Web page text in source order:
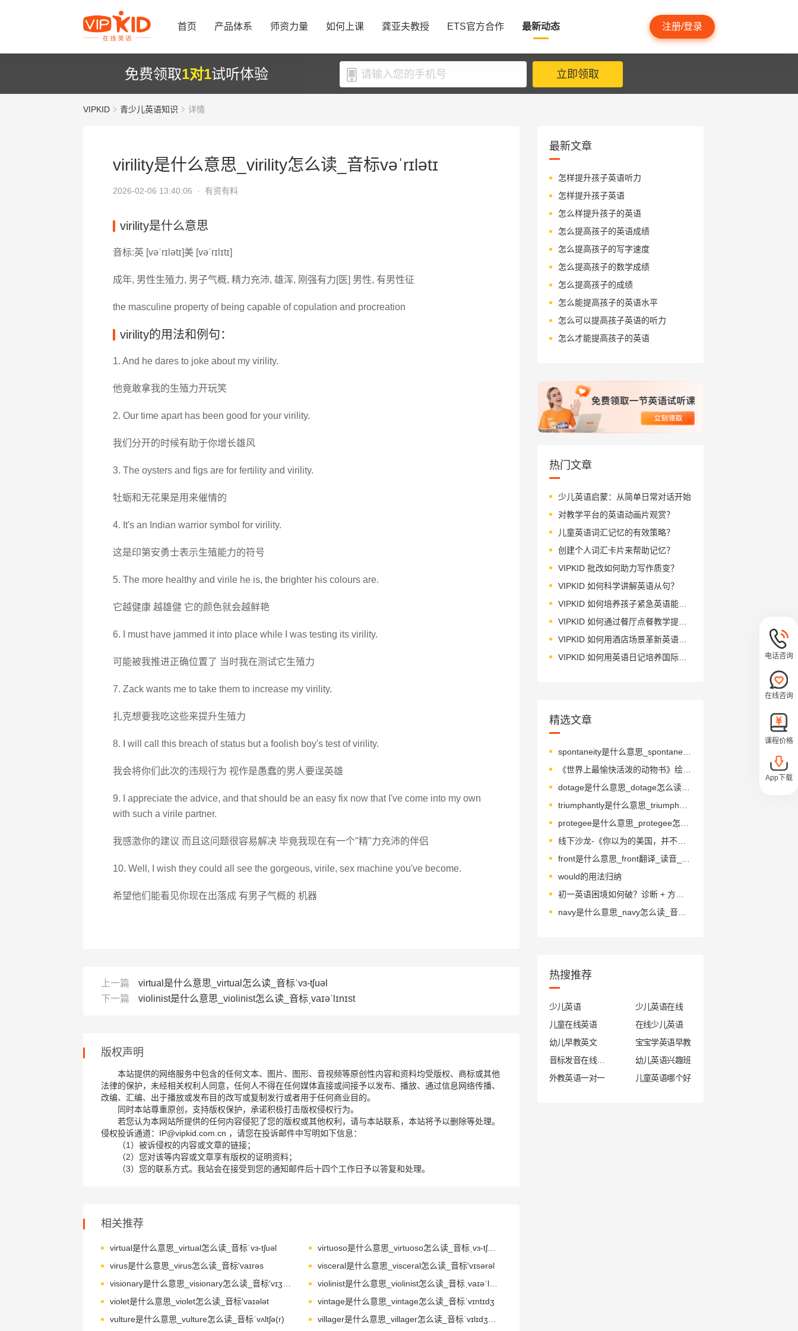
首页 产品体系 师资力量 如何上课 龚亚夫教授 ETS官方合作 最新动态 注册/登录
免费领取1对1试听体验 立即领取
VIPKID 青少儿英语知识 详情
virility是什么意思_virility怎么读_音标vəˈrɪlətɪ
2026-02-06 13:40:06 · 有资有料
virility是什么意思
音标:英 [vəˈrɪlətɪ]美 [vəˈrɪlɪtɪ]
成年, 男性生殖力, 男子气概, 精力充沛, 雄浑, 刚强有力[医] 男性, 有男性征
the masculine property of being capable of copulation and procreation
virility的用法和例句：
1. And he dares to joke about my virility.
他竟敢拿我的生殖力开玩笑
2. Our time apart has been good for your virility.
我们分开的时候有助于你增长雄风
3. The oysters and figs are for fertility and virility.
牡蛎和无花果是用来催情的
4. It's an Indian warrior symbol for virility.
这是印第安勇士表示生殖能力的符号
5. The more healthy and virile he is, the brighter his colours are.
它越健康 越雄健 它的颜色就会越鲜艳
6. I must have jammed it into place while I was testing its virility.
可能被我推进正确位置了 当时我在测试它生殖力
7. Zack wants me to take them to increase my virility.
扎克想要我吃这些来提升生殖力
8. I will call this breach of status but a foolish boy's test of virility.
我会将你们此次的违规行为 视作是愚蠢的男人要逞英雄
9. I appreciate the advice, and that should be an easy fix now that I've come into my own
with such a virile partner.
我感激你的建议 而且这问题很容易解决 毕竟我现在有一个"精"力充沛的伴侣
10. Well, I wish they could all see the gorgeous, virile, sex machine you've become.
希望他们能看见你现在出落成 有男子气概的 机器
上一篇
virtual是什么意思_virtual怎么读_音标ˈvɜ-tʃuəl
下一篇
violinist是什么意思_violinist怎么读_音标ˌvaɪəˈlɪnɪst
版权声明
本站提供的网络服务中包含的任何文本、图片、图形、音视频等原创性内容和资料均受版权、商标或其他
法律的保护，未经相关权利人同意，任何人不得在任何媒体直接或间接予以发布、播放、通过信息网络传播、
改编、汇编、出于播放或发布目的改写或复制发行或者用于任何商业目的。
同时本站尊重原创，支持版权保护，承诺积极打击版权侵权行为。
若您认为本网站所提供的任何内容侵犯了您的版权或其他权利，请与本站联系，本站将予以删除等处理。
侵权投诉通道：IP@vipkid.com.cn ，请您在投诉邮件中写明如下信息：
（1）被诉侵权的内容或文章的链接；
（2）您对该等内容或文章享有版权的证明资料；
（3）您的联系方式。我站会在接受到您的通知邮件后十四个工作日予以答复和处理。
相关推荐
virtual是什么意思_virtual怎么读_音标ˈvɜ-tʃuəl
virtuoso是什么意思_virtuoso怎么读_音标ˌvɜ-tʃʊ'əʊsəʊ
virus是什么意思_virus怎么读_音标'vaɪrəs
visceral是什么意思_visceral怎么读_音标'vɪsərəl
violinist是什么意思_violinist怎么读_音标ˌvaɪəˈlɪnɪst
violet是什么意思_violet怎么读_音标'vaɪələt
vintage是什么意思_vintage怎么读_音标ˈvɪntɪdʒ
vulture是什么意思_vulture怎么读_音标ˈvʌltʃə(r)
最新文章
怎样提升孩子英语听力
怎样提升孩子英语
怎么样提升孩子的英语
怎么提高孩子的英语成绩
怎么提高孩子的写字速度
怎么提高孩子的数学成绩
怎么提高孩子的成绩
怎么能提高孩子的英语水平
怎么可以提高孩子英语的听力
怎么才能提高孩子的英语
热门文章
少儿英语启蒙：从简单日常对话开始
对教学平台的英语动画片观赏？
儿童英语词汇记忆的有效策略？
创建个人词汇卡片来帮助记忆？
VIPKID 批改如何助力写作质变？
VIPKID 如何科学讲解英语从句？
VIPKID 如何培养孩子紧急英语能力？
VIPKID 如何通过餐厅点餐教学提升少儿英语应用能力？
VIPKID 如何用酒店场景革新英语教学？
VIPKID 如何用英语日记培养国际化人才？
精选文章
spontaneity是什么意思_spontaneity怎么读_音标ˌspɒntə'neɪətɪ
《世界上最愉快活泼的动物书》绘本简介
dotage是什么意思_dotage怎么读_音标ˈdəʊtɪdʒ
线下沙龙-《你以为的美国，并不是真的》和美国辣妈聊聊真实的家庭教育什么样？
would的用法归纳
navy是什么意思_navy怎么读_音标'neɪvɪ
热搜推荐
少儿英语
少儿英语在线
儿童在线英语
在线少儿英语
幼儿早教英文
宝宝学英语早教
幼儿英语兴趣班
外教英语一对一
儿童英语哪个好
电话咨询
在线咨询
课程价格
App下载